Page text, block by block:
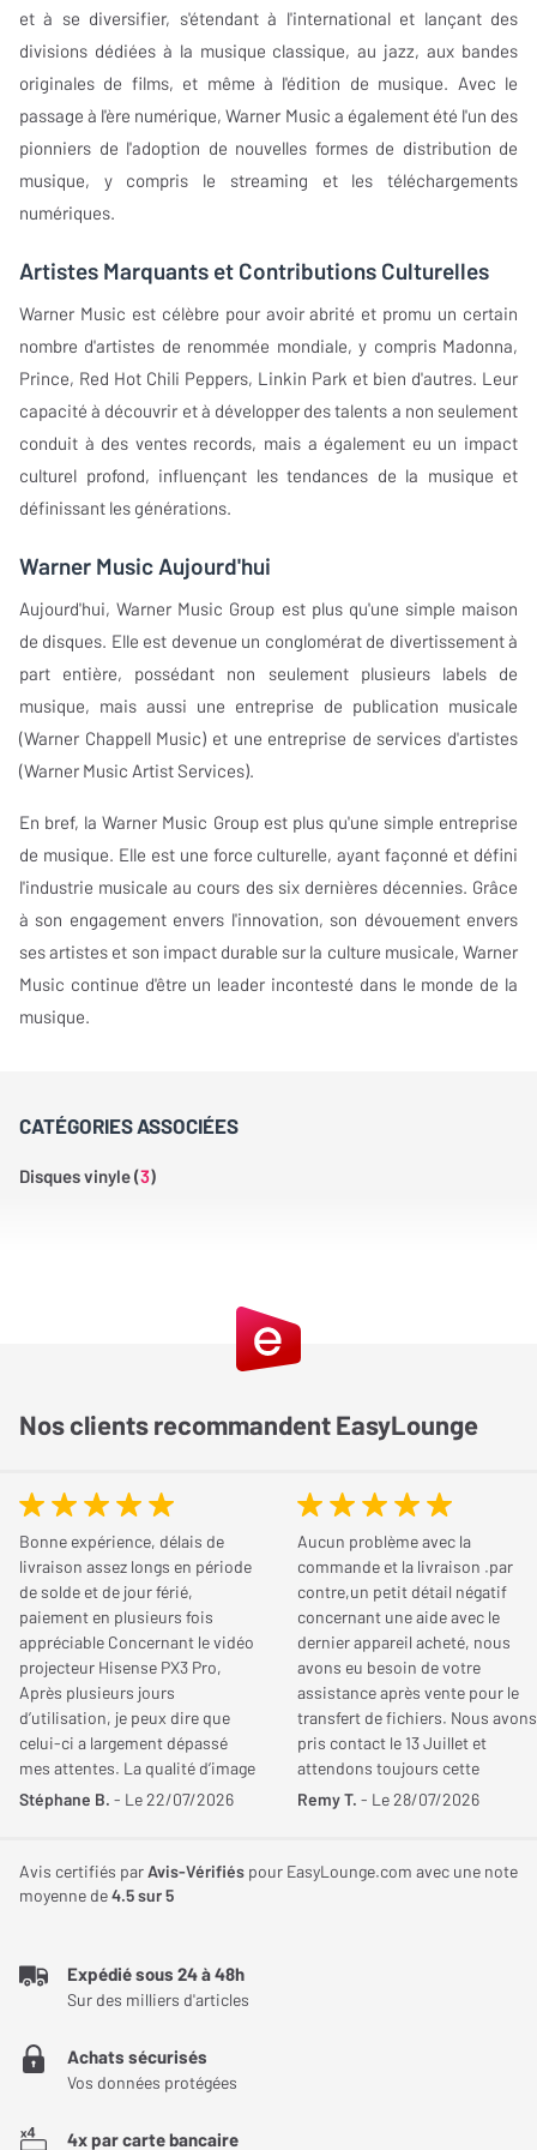
et à se diversifier, s'étendant à l'international et lançant des
divisions dédiées à la musique classique, au jazz, aux bandes
originales de films, et même à l'édition de musique. Avec le
passage à l'ère numérique, Warner Music a également été l'un des
pionniers de l'adoption de nouvelles formes de distribution de
musique, y compris le streaming et les téléchargements
numériques.
Artistes Marquants et Contributions Culturelles
Warner Music est célèbre pour avoir abrité et promu un certain
nombre d'artistes de renommée mondiale, y compris Madonna,
Prince, Red Hot Chili Peppers, Linkin Park et bien d'autres. Leur
capacité à découvrir et à développer des talents a non seulement
conduit à des ventes records, mais a également eu un impact
culturel profond, influençant les tendances de la musique et
définissant les générations.
Warner Music Aujourd'hui
Aujourd'hui, Warner Music Group est plus qu'une simple maison
de disques. Elle est devenue un conglomérat de divertissement à
part entière, possédant non seulement plusieurs labels de
musique, mais aussi une entreprise de publication musicale
(Warner Chappell Music) et une entreprise de services d'artistes
(Warner Music Artist Services).
En bref, la Warner Music Group est plus qu'une simple entreprise
de musique. Elle est une force culturelle, ayant façonné et défini
l'industrie musicale au cours des six dernières décennies. Grâce
à son engagement envers l'innovation, son dévouement envers
ses artistes et son impact durable sur la culture musicale, Warner
Music continue d'être un leader incontesté dans le monde de la
musique.
CATÉGORIES ASSOCIÉES
Disques vinyle (3)
Nos clients recommandent EasyLounge
Bonne expérience, délais de
livraison assez longs en période
de solde et de jour férié,
paiement en plusieurs fois
appréciable Concernant le vidéo
projecteur Hisense PX3 Pro,
Après plusieurs jours
d’utilisation, je peux dire que
celui-ci a largement dépassé
mes attentes. La qualité d’image
est tout simplement
dans le noir. Les réglages d’usine
privilégient une température des
mes goûts. En passant
simplement la température des
Chaud » dans les modes
Filmmaker et Cinéma, j’ai obtenu
un rendu parfaitement équilibré.
à mon sens, sublime encore
Stéphane B. - Le 22/07/2026
Aucun problème avec la
commande et la livraison .par
contre,un petit détail négatif
concernant une aide avec le
dernier appareil acheté, nous
avons eu besoin de votre
assistance après vente pour le
transfert de fichiers. Nous avons
pris contact le 13 Juillet et
attendons toujours cette
aide!!!!. Cordialement
Remy T. - Le 28/07/2026
Avis certifiés parAvis-Vérifiés pour EasyLounge.com avec une note
moyenne de4.5sur 5
Expédié sous 24 à 48h
Sur des milliers d'articles
Achats sécurisés
Vos données protégées
4x par carte bancaire